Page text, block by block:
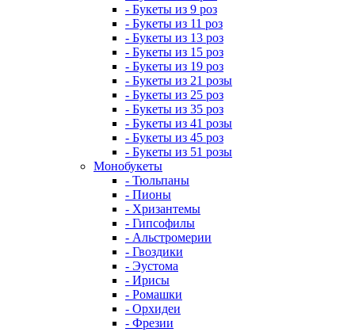
- Букеты из 9 роз
- Букеты из 11 роз
- Букеты из 13 роз
- Букеты из 15 роз
- Букеты из 19 роз
- Букеты из 21 розы
- Букеты из 25 роз
- Букеты из 35 роз
- Букеты из 41 розы
- Букеты из 45 роз
- Букеты из 51 розы
Монобукеты
- Тюльпаны
- Пионы
- Хризантемы
- Гипсофилы
- Альстромерии
- Гвоздики
- Эустома
- Ирисы
- Ромашки
- Орхидеи
- Фрезии